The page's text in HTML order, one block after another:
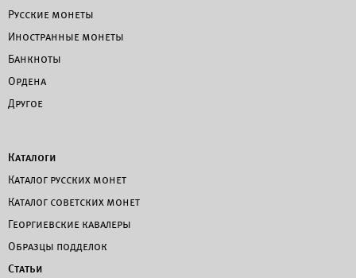
Русские монеты
Иностранные монеты
Банкноты
Ордена
Другое
Каталоги
Каталог русских монет
Каталог советских монет
Георгиевские кавалеры
Образцы подделок
Статьи